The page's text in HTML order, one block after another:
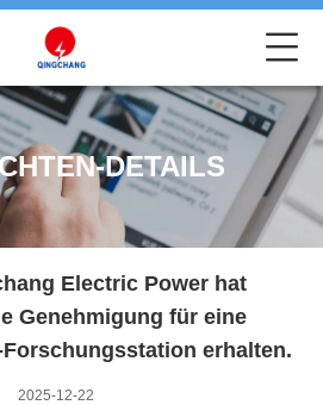
DETAILS
Electric Power hat
Genehmigung für eine
erhalten.
2025-12-22